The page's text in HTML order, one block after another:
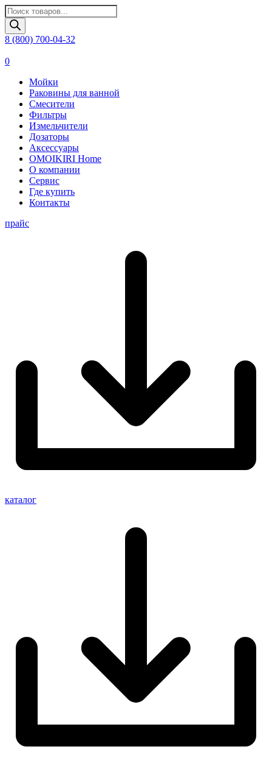
Поиск
товаров
8 (800) 700-04-32
0
Мойки
Раковины для ванной
Смесители
Фильтры
Измельчители
Дозаторы
Аксессуары
OMOIKIRI Home
О компании
Сервис
Где купить
Контакты
прайс
каталог